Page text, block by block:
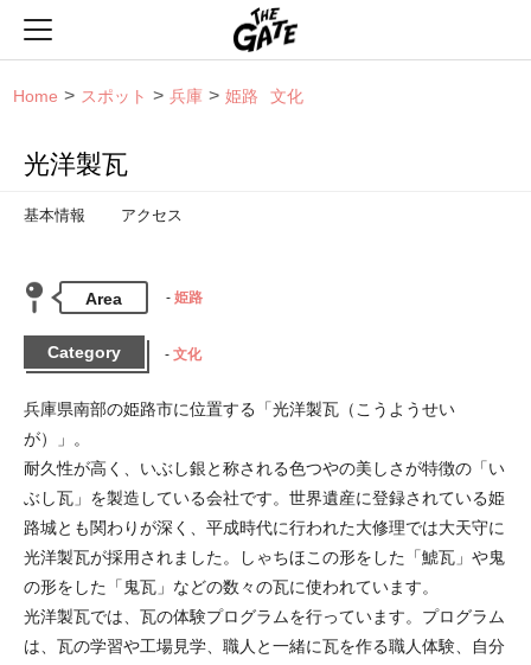
Home スポット 兵庫 姫路 文化
光洋製瓦
基本情報 アクセス
Area 姫路
Category 文化
兵庫県南部の姫路市に位置する「光洋製瓦（こうようせい
が）」。
耐久性が高く、いぶし銀と称される色つやの美しさが特徴の「い
ぶし瓦」を製造している会社です。世界遺産に登録されている姫
路城とも関わりが深く、平成時代に行われた大修理では大天守に
光洋製瓦が採用されました。しゃちほこの形をした「鯱瓦」や鬼
の形をした「鬼瓦」などの数々の瓦に使われています。
光洋製瓦では、瓦の体験プログラムを行っています。プログラム
は、瓦の学習や工場見学、職人と一緒に瓦を作る職人体験、自分